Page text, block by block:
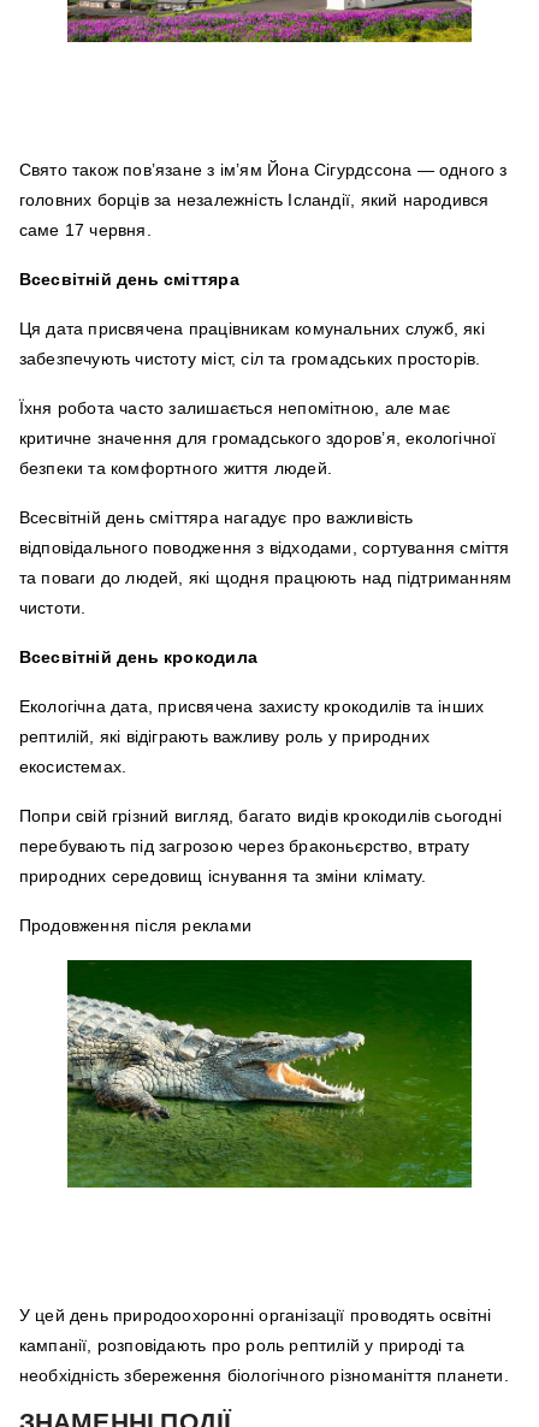
Свято також пов’язане з ім’ям Йона Сігурдссона — одного з
головних борців за незалежність Ісландії, який народився
саме 17 червня.
Всесвітній день сміттяра
Ця дата присвячена працівникам комунальних служб, які
забезпечують чистоту міст, сіл та громадських просторів.
Їхня робота часто залишається непомітною, але має
критичне значення для громадського здоров’я, екологічної
безпеки та комфортного життя людей.
Всесвітній день сміттяра нагадує про важливість
відповідального поводження з відходами, сортування сміття
та поваги до людей, які щодня працюють над підтриманням
чистоти.
Всесвітній день крокодила
Екологічна дата, присвячена захисту крокодилів та інших
рептилій, які відіграють важливу роль у природних
екосистемах.
Попри свій грізний вигляд, багато видів крокодилів сьогодні
перебувають під загрозою через браконьєрство, втрату
природних середовищ існування та зміни клімату.
Продовження після реклами
У цей день природоохоронні організації проводять освітні
кампанії, розповідають про роль рептилій у природі та
необхідність збереження біологічного різноманіття планети.